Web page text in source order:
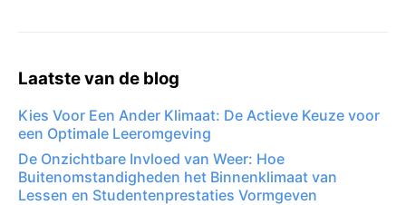
Laatste van de blog
Kies Voor Een Ander Klimaat: De Actieve Keuze voor
een Optimale Leeromgeving
De Onzichtbare Invloed van Weer: Hoe
Buitenomstandigheden het Binnenklimaat van
Lessen en Studentenprestaties Vormgeven